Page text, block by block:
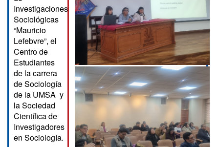
Investigaciones
Sociológicas
“Mauricio
Lefebvre”, el
Centro de
Estudiantes
de la carrera
de Sociología
de la UMSA y
la Sociedad
Científica de
Investigadores
en Sociología.